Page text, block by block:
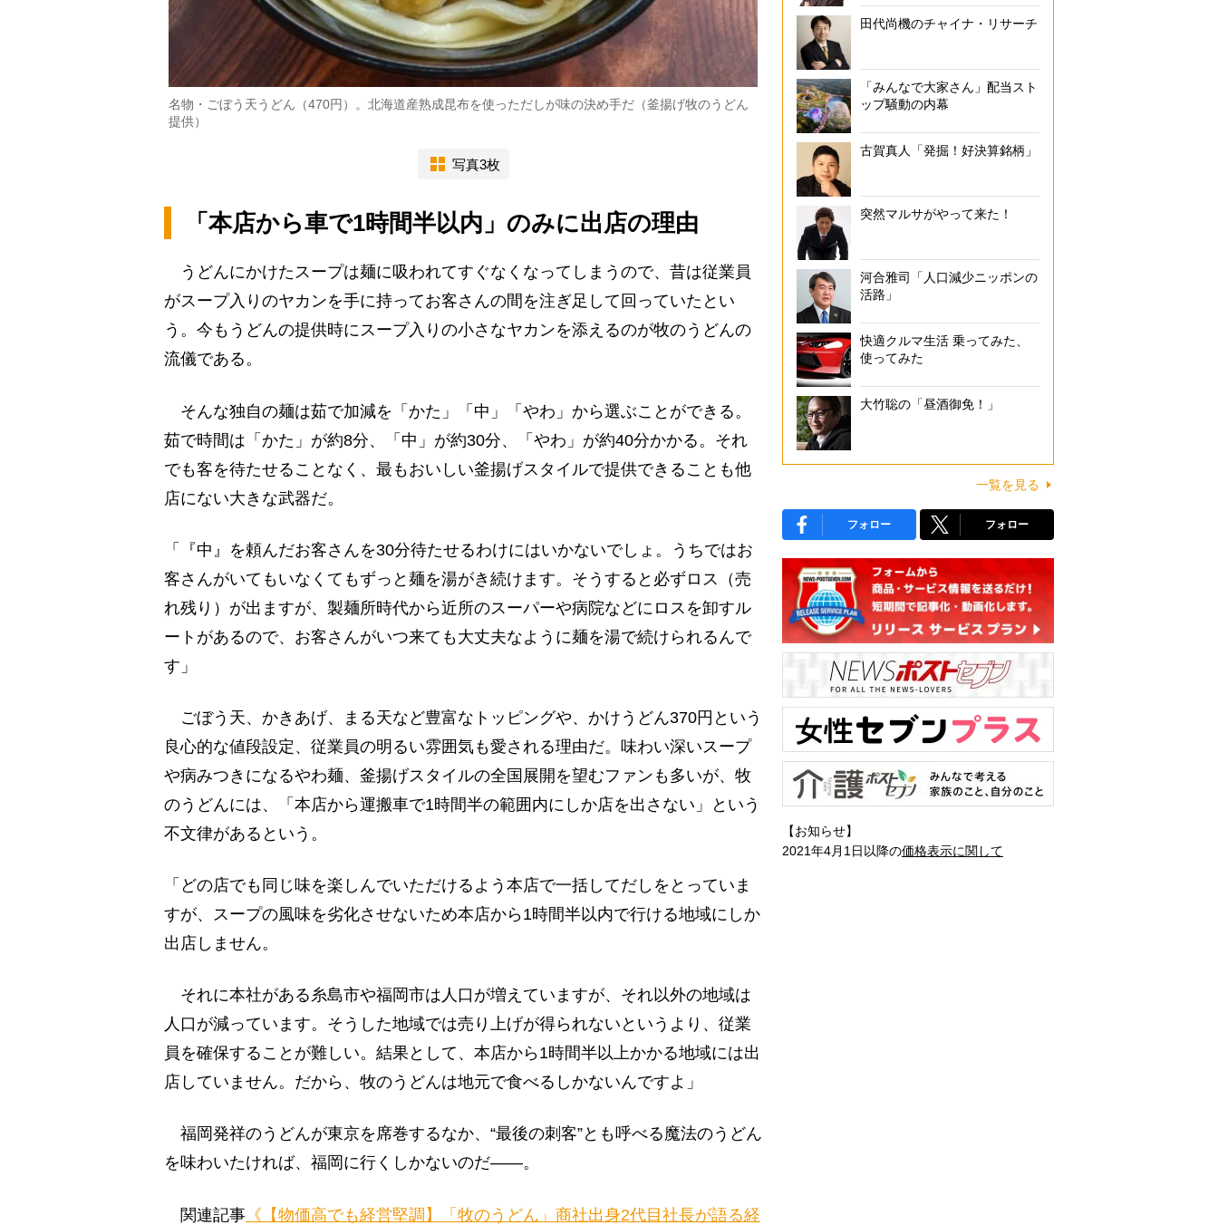
名物・ごぼう天うどん（470円）。北海道産熟成昆布を使っただしが味の決め手だ（釜揚げ牧のうどん
提供）
写真3枚
「本店から車で1時間半以内」のみに出店の理由
うどんにかけたスープは麺に吸われてすぐなくなってしまうので、昔は従業員
がスープ入りのヤカンを手に持ってお客さんの間を注ぎ足して回っていたとい
う。今もうどんの提供時にスープ入りの小さなヤカンを添えるのが牧のうどんの
流儀である。
そんな独自の麺は茹で加減を「かた」「中」「やわ」から選ぶことができる。
茹で時間は「かた」が約8分、「中」が約30分、「やわ」が約40分かかる。それ
でも客を待たせることなく、最もおいしい釜揚げスタイルで提供できることも他
店にない大きな武器だ。
「『中』を頼んだお客さんを30分待たせるわけにはいかないでしょ。うちではお
客さんがいてもいなくてもずっと麺を湯がき続けます。そうすると必ずロス（売
れ残り）が出ますが、製麺所時代から近所のスーパーや病院などにロスを卸すル
ートがあるので、お客さんがいつ来ても大丈夫なように麺を湯で続けられるんで
す」
ごぼう天、かきあげ、まる天など豊富なトッピングや、かけうどん370円という
良心的な値段設定、従業員の明るい雰囲気も愛される理由だ。味わい深いスープ
や病みつきになるやわ麺、釜揚げスタイルの全国展開を望むファンも多いが、牧
のうどんには、「本店から運搬車で1時間半の範囲内にしか店を出さない」という
不文律があるという。
「どの店でも同じ味を楽しんでいただけるよう本店で一括してだしをとっていま
すが、スープの風味を劣化させないため本店から1時間半以内で行ける地域にしか
出店しません。
それに本社がある糸島市や福岡市は人口が増えていますが、それ以外の地域は
人口が減っています。そうした地域では売り上げが得られないというより、従業
員を確保することが難しい。結果として、本店から1時間半以上かかる地域には出
店していません。だから、牧のうどんは地元で食べるしかないんですよ」
福岡発祥のうどんが東京を席巻するなか、“最後の刺客”とも呼べる魔法のうどん
を味わいたければ、福岡に行くしかないのだ——。
関連記事 《【物価高でも経営堅調】「牧のうどん」商社出身2代目社長が語る経
田代尚機のチャイナ・リサーチ
「みんなで大家さん」配当スト
ップ騒動の内幕
古賀真人「発掘！好決算銘柄」
突然マルサがやって来た！
河合雅司「人口減少ニッポンの
活路」
快適クルマ生活 乗ってみた、
使ってみた
大竹聡の「昼酒御免！」
一覧を見る
フォロー フォロー
【お知らせ】
2021年4月1日以降の価格表示に関して